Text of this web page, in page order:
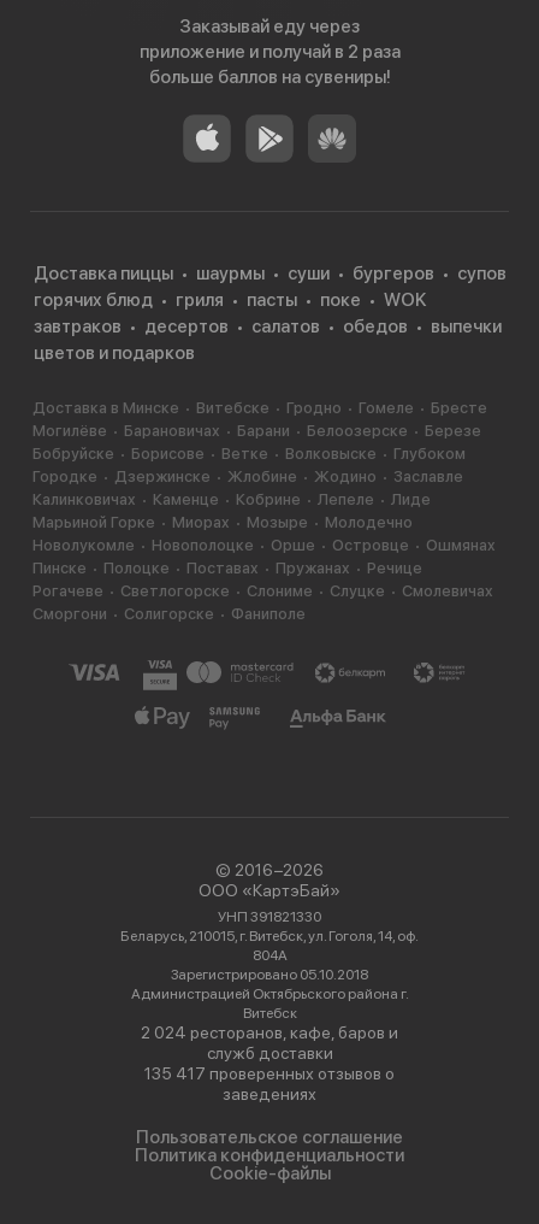
Заказывай еду через
приложение и получай в 2 раза
больше баллов на сувениры!
Доставка пиццы шаурмы суши бургеров
супов
горячих блюд
гриля пасты поке
WOK
завтраков
десертов салатов обедов
выпечки
цветов и подарков
Доставка в Минске Витебске Гродно Гомеле
Бресте
Могилёве
Барановичах Барани Белоозерске
Березе
Бобруйске
Борисове Ветке Волковыске
Глубоком
Городке
Дзержинске Жлобине Жодино
Заславле
Калинковичах
Каменце Кобрине Лепеле
Лиде
Марьиной Горке
Миорах Мозыре
Молодечно
Новолукомле
Новополоцке Орше Островце
Ошмянах
Пинске
Полоцке Поставах Пружанах
Речице
Рогачеве
Светлогорске Слониме Слуцке
Смолевичах
Сморгони
Солигорске Фаниполе
© 2016−2026
ООО «КартэБай»
УНП 391821330
Беларусь, 210015, г. Витебск, ул. Гоголя, 14, оф.
804А
Зарегистрировано 05.10.2018
Администрацией Октябрьского района г.
Витебск
2 024 ресторанов, кафе, баров и
служб доставки
135 417 проверенных отзывов о
заведениях
Пользовательское соглашение
Политика конфиденциальности
Cookie-файлы